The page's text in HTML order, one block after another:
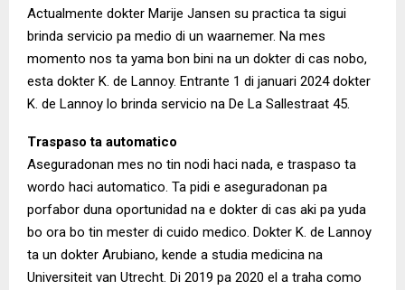
Actualmente dokter Marije Jansen su practica ta sigui
brinda servicio pa medio di un waarnemer. Na mes
momento nos ta yama bon bini na un dokter di cas nobo,
esta dokter K. de Lannoy. Entrante 1 di januari 2024 dokter
K. de Lannoy lo brinda servicio na De La Sallestraat 45.
Traspaso ta automatico
Aseguradonan mes no tin nodi haci nada, e traspaso ta
wordo haci automatico. Ta pidi e aseguradonan pa
porfabor duna oportunidad na e dokter di cas aki pa yuda
bo ora bo tin mester di cuido medico. Dokter K. de Lannoy
ta un dokter Arubiano, kende a studia medicina na
Universiteit van Utrecht. Di 2019 pa 2020 el a traha como